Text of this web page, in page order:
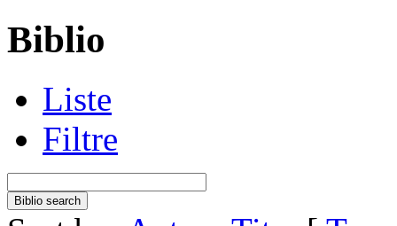
Biblio
Liste
Filtre